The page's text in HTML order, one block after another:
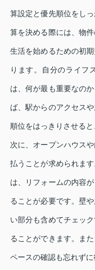
算設定と優先順位をし
算を決める際には、物
生活を始めるための初
ります。自分のライフ
は、何が最も重要なの
ば、駅からのアクセス
順位をはっきりさせる
次に、オープンハウス
払うことが求められま
は、リフォームの内容
ることが必要です。壁
い部分も含めてチェッ
ることができます。ま
ペースの確認も忘れずに